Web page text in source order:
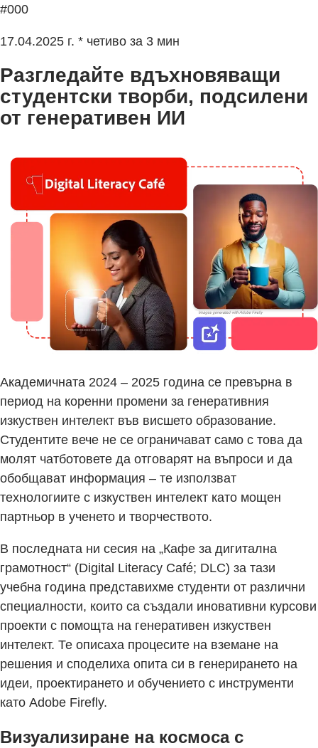
#000
17.04.2025 г. * четиво за 3 мин
Разгледайте вдъхновяващи
студентски творби, подсилени
от генеративен ИИ
Академичната 2024 – 2025 година се превърна в
период на коренни промени за генеративния
изкуствен интелект във висшето образование.
Студентите вече не се ограничават само с това да
молят чатботовете да отговарят на въпроси и да
обобщават информация – те използват
технологиите с изкуствен интелект като мощен
партньор в ученето и творчеството.
В последната ни сесия на „Кафе за дигитална
грамотност“ (Digital Literacy Café; DLC) за тази
учебна година представихме студенти от различни
специалности, които са създали иновативни курсови
проекти с помощта на генеративен изкуствен
интелект. Те описаха процесите на вземане на
решения и споделиха опита си в генерирането на
идеи, проектирането и обучението с инструменти
като Adobe Firefly.
Визуализиране на космоса с